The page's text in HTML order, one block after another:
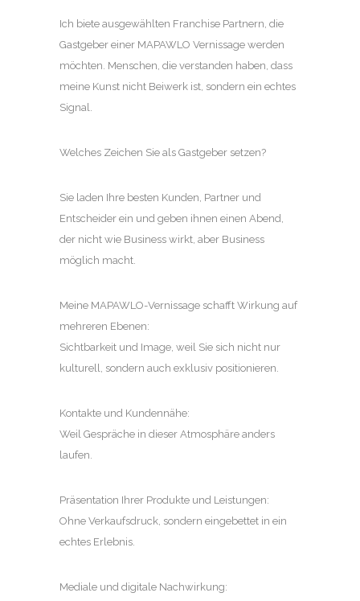
Ich biete ausgewählten Franchise Partnern, die
Gastgeber einer MAPAWLO Vernissage werden
möchten. Menschen, die verstanden haben, dass
meine Kunst nicht Beiwerk ist, sondern ein echtes
Signal.
Welches Zeichen Sie als Gastgeber setzen?
Sie laden Ihre besten Kunden, Partner und
Entscheider ein und geben ihnen einen Abend,
der nicht wie Business wirkt, aber Business
möglich macht.
Meine MAPAWLO-Vernissage schafft Wirkung auf
mehreren Ebenen:
Sichtbarkeit und Image, weil Sie sich nicht nur
kulturell, sondern auch exklusiv positionieren.
Kontakte und Kundennähe:
Weil Gespräche in dieser Atmosphäre anders
laufen.
Präsentation Ihrer Produkte und Leistungen:
Ohne Verkaufsdruck, sondern eingebettet in ein
echtes Erlebnis.
Mediale und digitale Nachwirkung: